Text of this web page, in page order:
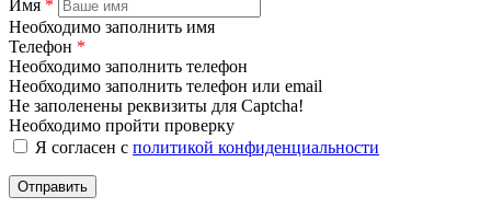
Имя *
Необходимо заполнить имя
Телефон *
Необходимо заполнить телефон
Необходимо заполнить телефон или email
Не заполенены реквизиты для Captcha!
Необходимо пройти проверку
Я согласен с политикой конфиденциальности
Отправить